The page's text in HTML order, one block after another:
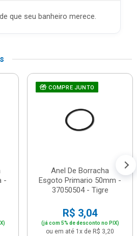
que seu banheiro merece.
-
COMPRE JUNTO
Anel De Borracha
Esgoto Primario 50mm -
37050504 - Tigre
R$ 3,04
(já com 5% de desconto no PIX)
ou em até 1x de R$ 3,20